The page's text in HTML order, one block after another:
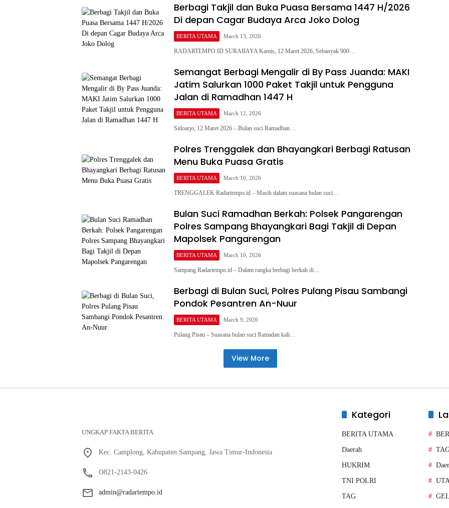
Berbagi Takjil dan Buka Puasa Bersama 1447 H/2026
Di depan Cagar Budaya Arca Joko Dolog
BERITA UTAMA March 13, 2026
RADARTEMPO.ID SURABAYA Kamis, 12 Maret 2026, Sebanyak 900…
Semangat Berbagi Mengalir di By Pass Juanda: MAKI
Jatim Salurkan 1000 Paket Takjil untuk Pengguna
Jalan di Ramadhan 1447 H
BERITA UTAMA March 12, 2026
Sidoarjo, 12 Maret 2026 – Bulan suci Ramadhan…
Polres Trenggalek dan Bhayangkari Berbagi Ratusan
Menu Buka Puasa Gratis
BERITA UTAMA March 10, 2026
TRENGGALEK Radartempo.id – Masih dalam suasana bulan suci…
Bulan Suci Ramadhan Berkah: Polsek Pangarengan
Polres Sampang Bhayangkari Bagi Takjil di Depan
Mapolsek Pangarengan
BERITA UTAMA March 10, 2026
Sampang Radartempo.id – Dalam rangka berbagi berkah di…
Berbagi di Bulan Suci, Polres Pulang Pisau Sambangi
Pondok Pesantren An-Nuur
BERITA UTAMA March 9, 2026
Pulang Pisau – Suasana bulan suci Ramadan kali…
View More
UNGKAP FAKTA BERITA
Kec. Camplong, Kabupaten Sampang, Jawa Timur-Indonesia
O821-2143-0426
admin@radartempo.id
Kategori
BERITA UTAMA
Daerah
HUKRIM
TNI POLRI
TAG